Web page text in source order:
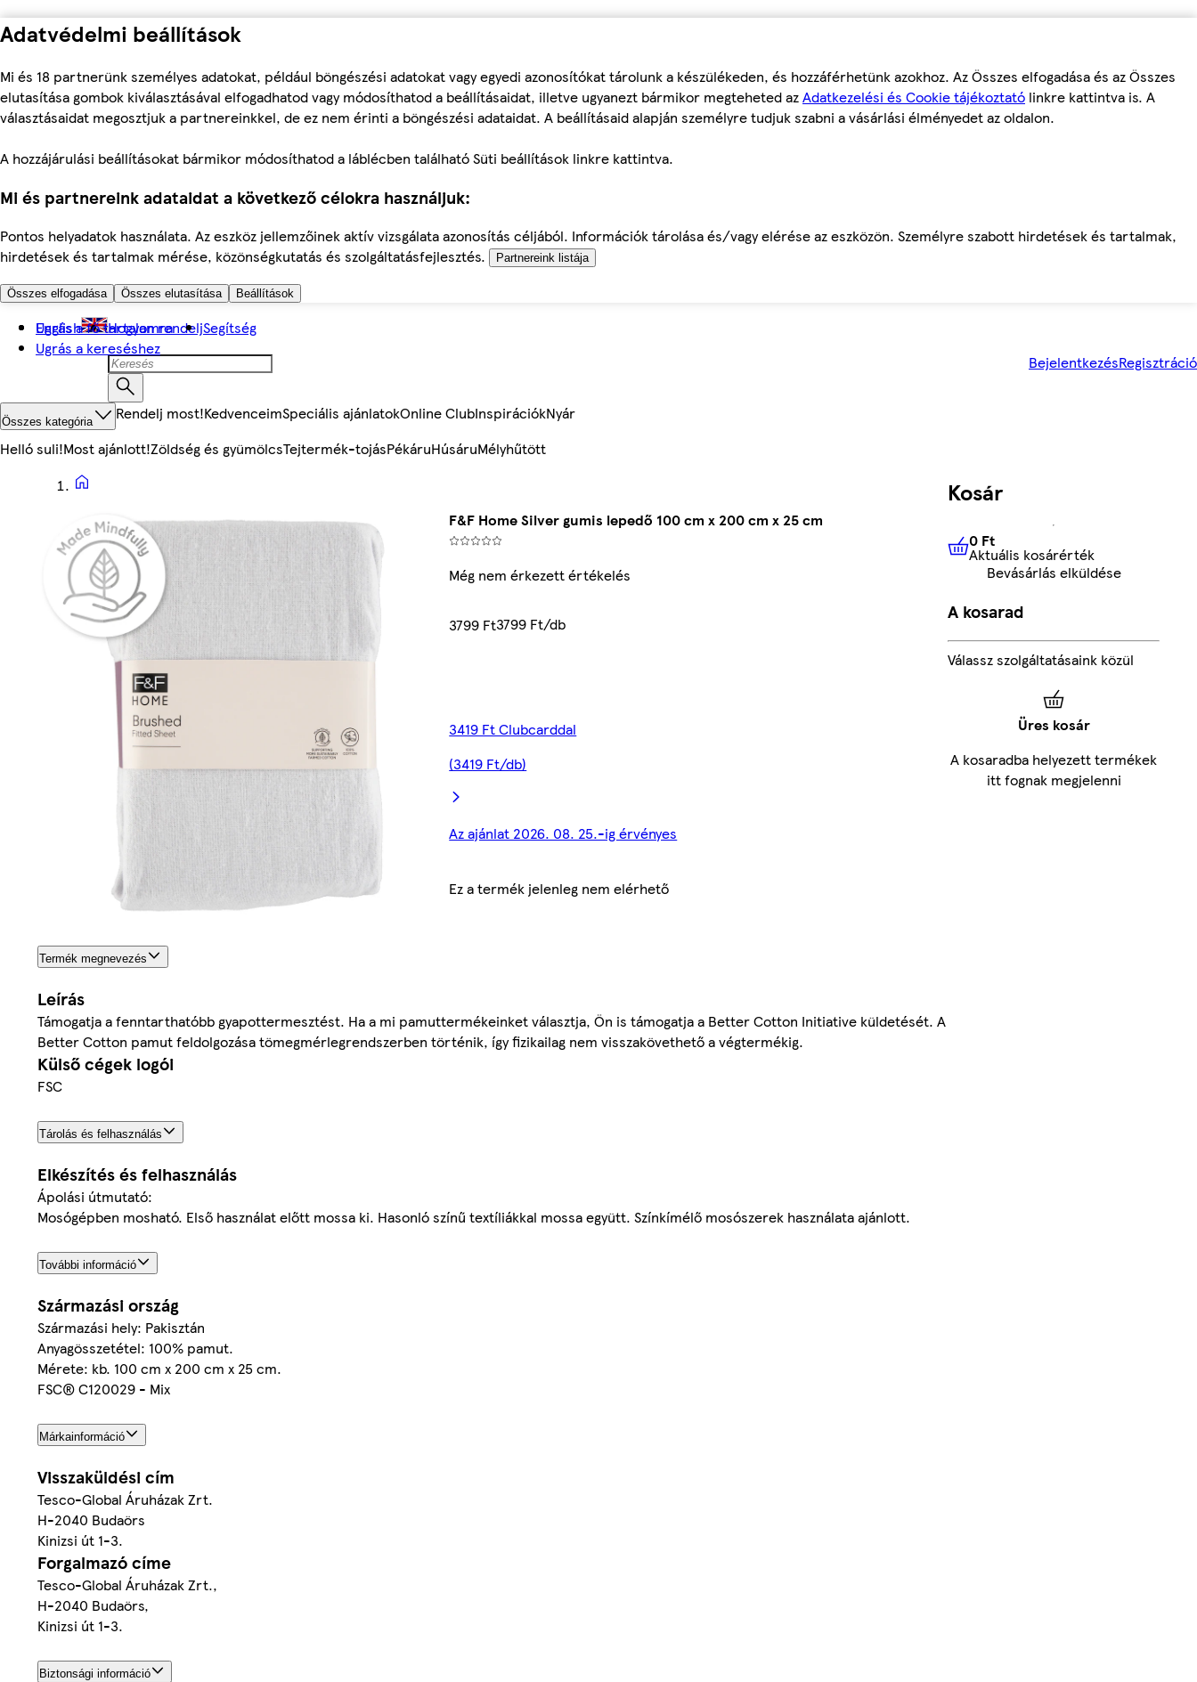
Adatvédelmi beállítások
Mi és 18 partnerünk személyes adatokat, például böngészési adatokat vagy egyedi azonosítókat tárolunk a készülékeden, és hozzáférhetünk azokhoz. Az Összes elfogadása és az Összes
elutasítása gombok kiválasztásával elfogadhatod vagy módosíthatod a beállításaidat, illetve ugyanezt bármikor megteheted azAdatkezelési és Cookie tájékoztató linkre kattintva is. A
választásaidat megosztjuk a partnereinkkel, de ez nem érinti a böngészési adataidat. A beállításaid alapján személyre tudjuk szabni a vásárlási élményedet az oldalon.
A hozzájárulási beállításokat bármikor módosíthatod a láblécben található Süti beállítások linkre kattintva.
Mi és partnereink adataidat a következő célokra használjuk:
Pontos helyadatok használata. Az eszköz jellemzőinek aktív vizsgálata azonosítás céljából. Információk tárolása és/vagy elérése az eszközön. Személyre szabott hirdetések és tartalmak,
hirdetések és tartalmak mérése, közönségkutatás és szolgáltatásfejlesztés.
Partnereink listája
Összes elfogadása Összes elutasítása Beállítások
Ugrás a fő tartalomra
Ugrás a kereséshez
English Hogyan rendeljSegítség
BejelentkezésRegisztráció
Összes kategória Rendelj most!KedvenceimSpeciális ajánlatokOnline ClubInspirációkNyár
Helló suli!Most ajánlott!Zöldség és gyümölcsTejtermék-tojásPékáruHúsáruMélyhűtött
F&F Home Silver gumis lepedő 100 cm x 200 cm x 25 cm
Még nem érkezett értékelés
3799 Ft3799 Ft/db
3419 Ft Clubcarddal
(3419 Ft/db)
Az ajánlat 2026. 08. 25.-ig érvényes
Ez a termék jelenleg nem elérhető
Termék megnevezés
Leírás
Támogatja a fenntarthatóbb gyapottermesztést. Ha a mi pamuttermékeinket választja, Ön is támogatja a Better Cotton Initiative küldetését. A
Better Cotton pamut feldolgozása tömegmérlegrendszerben történik, így fizikailag nem visszakövethető a végtermékig.
Külső cégek logói
FSC
Tárolás és felhasználás
Elkészítés és felhasználás
Ápolási útmutató:
Mosógépben mosható. Első használat előtt mossa ki. Hasonló színű textíliákkal mossa együtt. Színkímélő mosószerek használata ajánlott.
További információ
Származási ország
Származási hely: Pakisztán
Anyagösszetétel: 100% pamut.
Mérete: kb. 100 cm x 200 cm x 25 cm.
FSC® C120029 - Mix
Márkainformáció
Visszaküldési cím
Tesco-Global Áruházak Zrt.
H-2040 Budaörs
Kinizsi út 1-3.
Forgalmazó címe
Tesco-Global Áruházak Zrt.,
H-2040 Budaörs,
Kinizsi út 1-3.
Biztonsági információ
Kosár
0 FtAktuális kosárérték
0 Ft
Aktuális kosárérték
Bevásárlás elküldése
A kosarad
Válassz szolgáltatásaink közül
Üres kosár
A kosaradba helyezett termékek
itt fognak megjelenni